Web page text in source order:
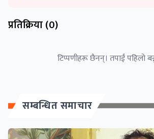
प्रतिक्रिया (0)
टिप्पणीहरू छैनन्। तपाईं पहिलो
सम्बन्धित समाचार